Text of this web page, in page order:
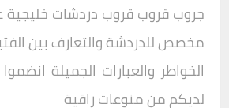
جروبقروبقروب دردشات خليجية
مخصص للدردشة والتعارف بين
الخواطر والعبارات الجميلة
لديكم من منوعات راقية